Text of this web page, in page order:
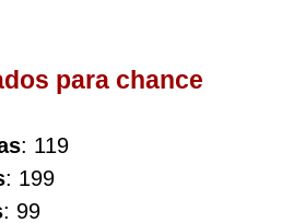
para chance
: 119
: 199
: 99